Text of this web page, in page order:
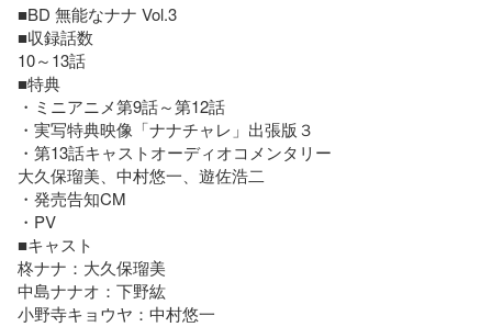
■BD 無能なナナ Vol.3
■収録話数
10～13話
■特典
・ミニアニメ第9話～第12話
・実写特典映像「ナナチャレ」出張版３
・第13話キャストオーディオコメンタリー
大久保瑠美、中村悠一、遊佐浩二
・発売告知CM
・PV
■キャスト
柊ナナ：大久保瑠美
中島ナナオ：下野紘
小野寺キョウヤ：中村悠一